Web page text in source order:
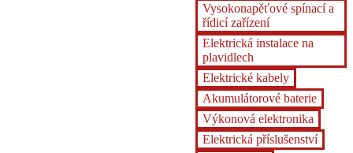
Vysokonapěťové spínací a
řídicí zařízení
Elektrická instalace na
plavidlech
Elektrické kabely
Akumulátorové baterie
Výkonová elektronika
Elektrická příslušenství